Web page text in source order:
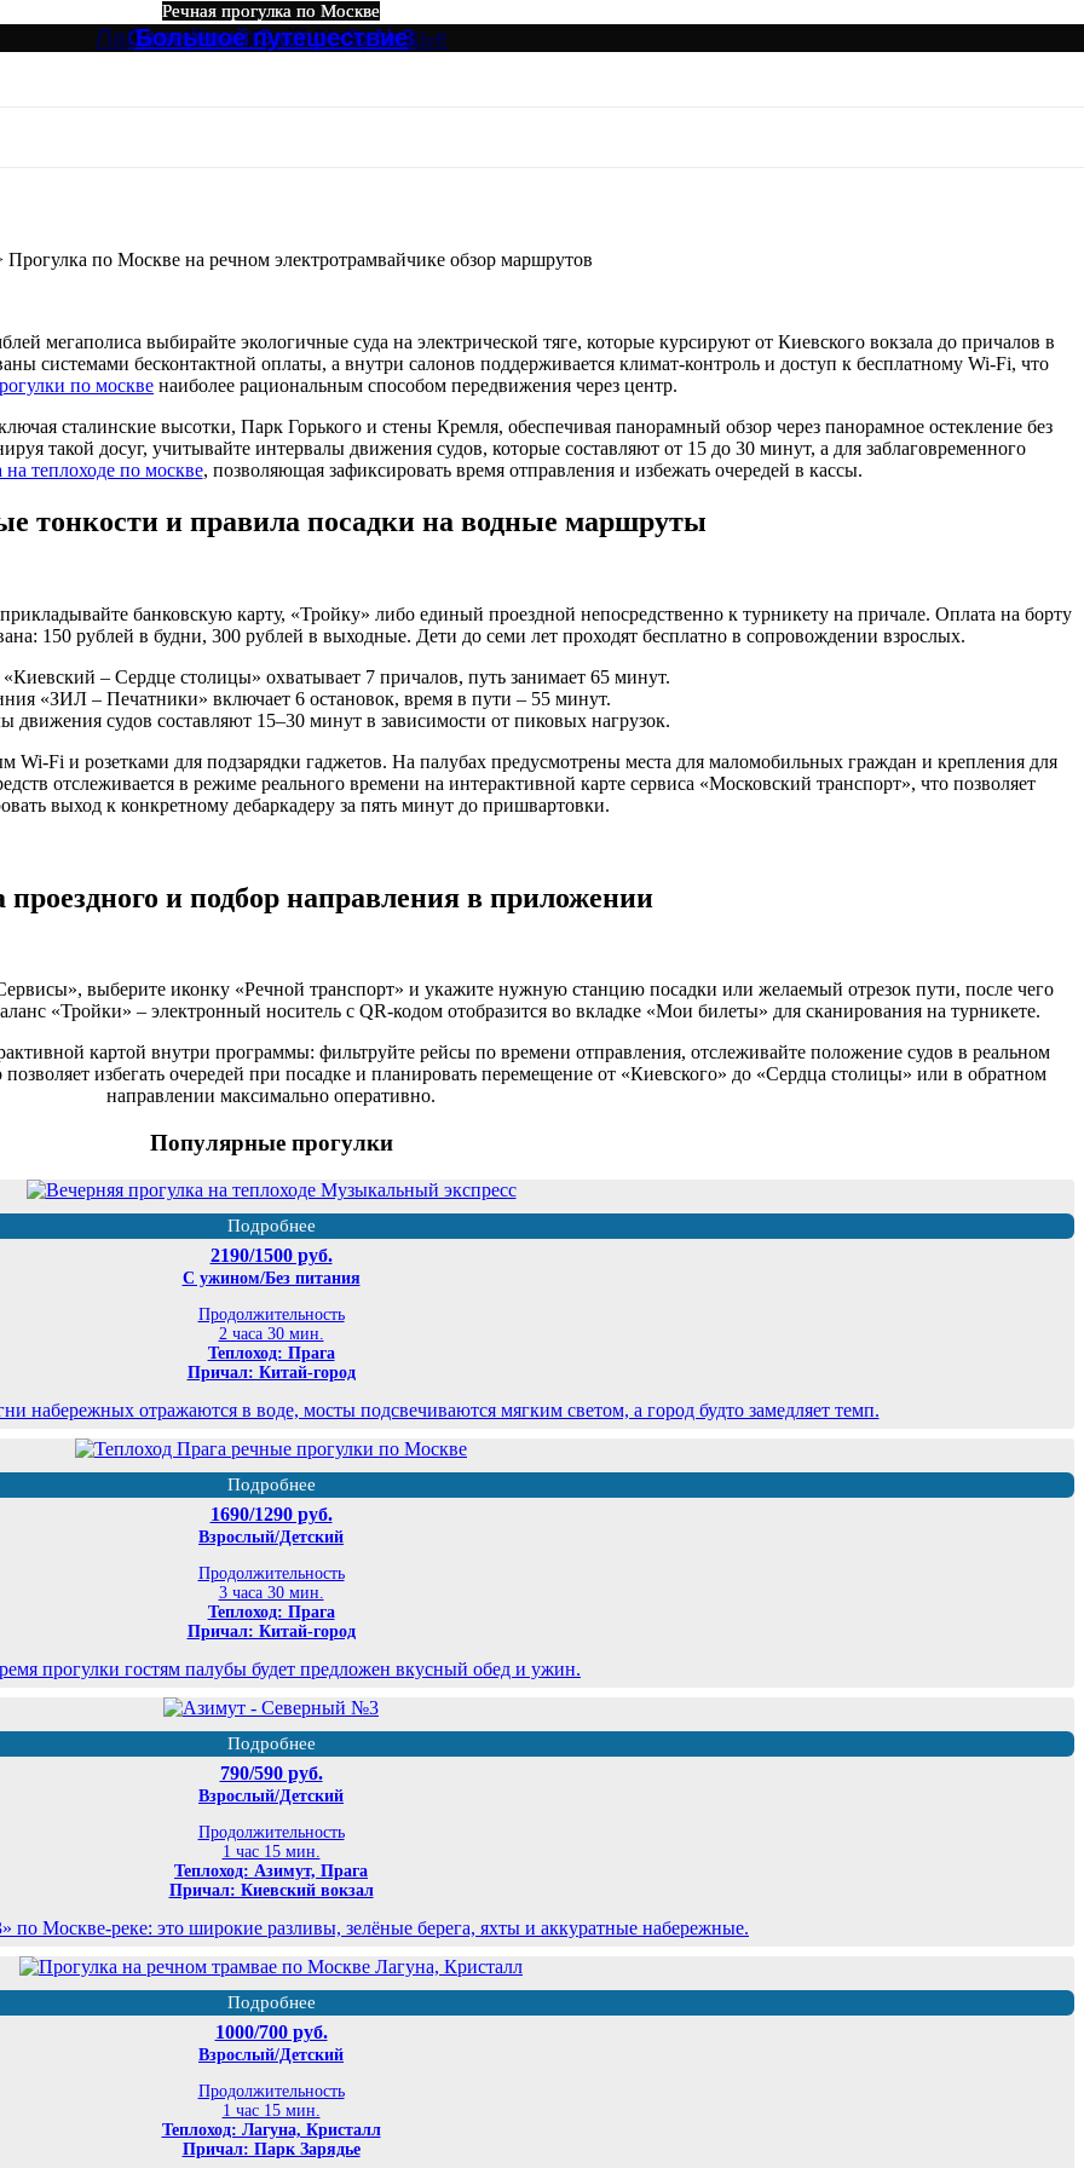
Прогулка по Москве на речном электротрамвайчике обзор маршрутов
мегаполиса выбирайте экологичные суда на электрической тяге, которые курсируют от Киевского вокзала до причалов в
системами бесконтактной оплаты, а внутри салонов поддерживается климат-контроль и доступ к бесплатному Wi-Fi, что
по москве наиболее рациональным способом передвижения через центр.
сталинские высотки, Парк Горького и стены Кремля, обеспечивая панорамный обзор через панорамное остекление без
такой досуг, учитывайте интервалы движения судов, которые составляют от 15 до 30 минут, а для заблаговременного
на теплоходе по москве, позволяющая зафиксировать время отправления и избежать очередей в кассы.
тонкости и правила посадки на водные маршруты
банковскую карту, «Тройку» либо единый проездной непосредственно к турникету на причале. Оплата на борту
150 рублей в будни, 300 рублей в выходные. Дети до семи лет проходят бесплатно в сопровождении взрослых.
– Сердце столицы» охватывает 7 причалов, путь занимает 65 минут.
«ЗИЛ – Печатники» включает 6 остановок, время в пути – 55 минут.
движения судов составляют 15–30 минут в зависимости от пиковых нагрузок.
Fi и розетками для подзарядки гаджетов. На палубах предусмотрены места для маломобильных граждан и крепления для
отслеживается в режиме реального времени на интерактивной карте сервиса «Московский транспорт», что позволяет
выход к конкретному дебаркадеру за пять минут до пришвартовки.
и подбор направления в приложении
выберите иконку «Речной транспорт» и укажите нужную станцию посадки или желаемый отрезок пути, после чего
«Тройки» – электронный носитель с QR-кодом отобразится во вкладке «Мои билеты» для сканирования на турникете.
картой внутри программы: фильтруйте рейсы по времени отправления, отслеживайте положение судов в реальном
избегать очередей при посадке и планировать перемещение от «Киевского» до «Сердца столицы» или в обратном
направлении максимально оперативно.
Популярные прогулки
Речная прогулка по Москве
Музыкальный экспресс
Подробнее
2190/1500 руб.
С ужином/Без питания
Продолжительность
2 часа 30 мин.
Теплоход: Прага
Причал: Китай-город
набережных отражаются в воде, мосты подсвечиваются мягким светом, а город будто замедляет темп.
Речная прогулка по Москве
Огни Столицы
Подробнее
1690/1290 руб.
Взрослый/Детский
Продолжительность
3 часа 30 мин.
Теплоход: Прага
Причал: Китай-город
прогулки гостям палубы будет предложен вкусный обед и ужин.
Речная прогулка по Москве
Северный №3
Подробнее
790/590 руб.
Взрослый/Детский
Продолжительность
1 час 15 мин.
Теплоход: Азимут, Прага
Причал: Киевский вокзал
Москве-реке: это широкие разливы, зелёные берега, яхты и аккуратные набережные.
Речная прогулка по Москве
Лагуна, Кристалл от Зарядье
Подробнее
1000/700 руб.
Взрослый/Детский
Продолжительность
1 час 15 мин.
Теплоход: Лагуна, Кристалл
Причал: Парк Зарядье
Речная прогулка по Москве
Северный Экспресс №3
Речная прогулка по Москве
Большое путешествие